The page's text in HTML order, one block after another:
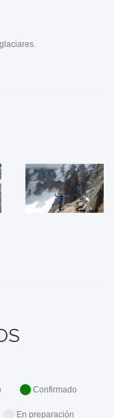
Confirmado
En preparación